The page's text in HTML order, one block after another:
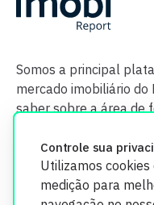
Controle sua
Utilizamos
medição para
Somos a principal
mercado imobiliário do
saber sobre a área de